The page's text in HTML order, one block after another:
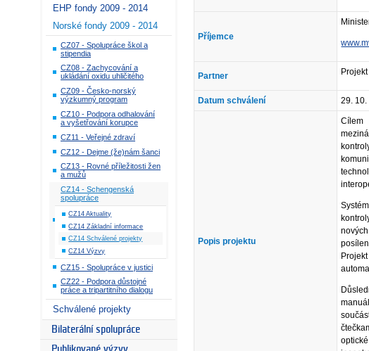
EHP fondy 2009 - 2014
Norské fondy 2009 - 2014
CZ07 - Spolupráce škol a
stipendia
CZ08 - Zachycování a
ukládání oxidu uhličitého
CZ09 - Česko-norský
výzkumný program
CZ10 - Podpora odhalování
a vyšetřování korupce
CZ11 - Veřejné zdraví
CZ12 - Dejme (že)nám šanci
CZ13 - Rovné příležitosti žen
a mužů
CZ14 - Schengenská
spolupráce
CZ14 Aktuality
CZ14 Základní informace
CZ14 Schválené projekty
CZ14 Výzvy
CZ15 - Spolupráce v justici
CZ22 - Podpora důstojné
práce a tripartitního dialogu
Schválené projekty
Bilaterální spolupráce
Příjemce
Partner
Datum schválení 29.
Popis projektu
Cílem